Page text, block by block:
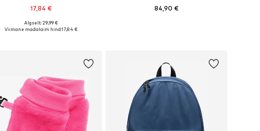
17,84 €
Saadaolevad suurused: Onesize
Algselt: 29,99 €
Viimane madalaim hind:17,84 €
84,90 €